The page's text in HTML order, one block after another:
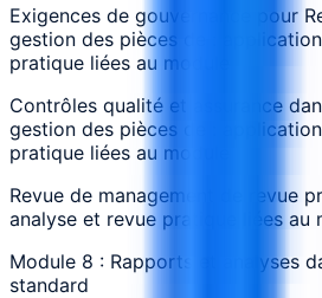
Exigences de gouvernance pour
gestion des pièces de :
pratique liées au module
Contrôles qualité et assurance
gestion des pièces de :
pratique liées au module
Revue de management de revue
analyse et revue pratique liées au
Module 8 : Rapports et analyses
standard